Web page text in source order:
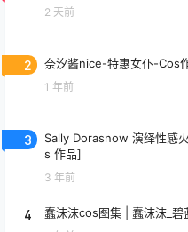
2 天前
2 奈汐酱nice-特惠女仆-Cos
1 年前
3
Sally Dorasnow 演绎性感
s 作品]
3 年前
4 蠢沫沫cos图集 | 蠢沫沫_